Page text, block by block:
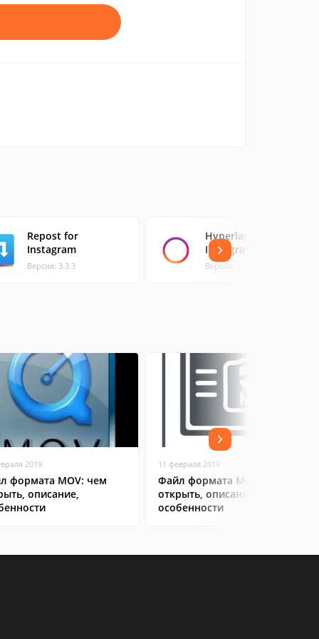
Repost for
Instagram
Версия: 3.3.3
Hyperlapse от
Instagram
Версия: 1.3.4
2019
формата MOV: чем
описание,
11 февраля 2019
Файл формата MP4: чем
открыть, описание,
особенности